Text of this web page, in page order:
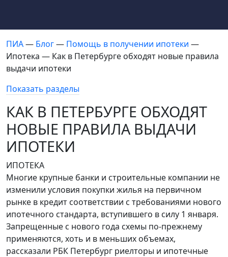
ПИА— Блог— Помощь в получении ипотеки —
Ипотека — Как в Петербурге обходят новые правила
выдачи ипотеки
Показать разделы
КАК В ПЕТЕРБУРГЕ ОБХОДЯТ
НОВЫЕ ПРАВИЛА ВЫДАЧИ
ИПОТЕКИ
ИПОТЕКА
Многие крупные банки и строительные компании не
изменили условия покупки жилья на первичном
рынке в кредит соответствии с требованиями нового
ипотечного стандарта, вступившего в силу 1 января.
Запрещенные с нового года схемы по-прежнему
применяются, хоть и в меньших объемах,
рассказали РБК Петербург риелторы и ипотечные